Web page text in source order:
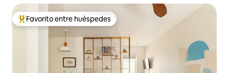
De los mejores en Favorito entre huéspedes
Favorito entre huéspedes